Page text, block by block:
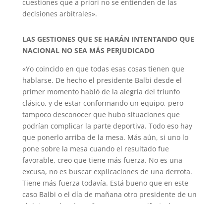
cuestiones que a priori no se entienden de las
decisiones arbitrales».
LAS GESTIONES QUE SE HARÁN INTENTANDO QUE
NACIONAL NO SEA MÁS PERJUDICADO
«Yo coincido en que todas esas cosas tienen que
hablarse. De hecho el presidente Balbi desde el
primer momento habló de la alegría del triunfo
clásico, y de estar conformando un equipo, pero
tampoco desconocer que hubo situaciones que
podrían complicar la parte deportiva. Todo eso hay
que ponerlo arriba de la mesa. Más aún, si uno lo
pone sobre la mesa cuando el resultado fue
favorable, creo que tiene más fuerza. No es una
excusa, no es buscar explicaciones de una derrota.
Tiene más fuerza todavía. Está bueno que en este
caso Balbi o el día de mañana otro presidente de un